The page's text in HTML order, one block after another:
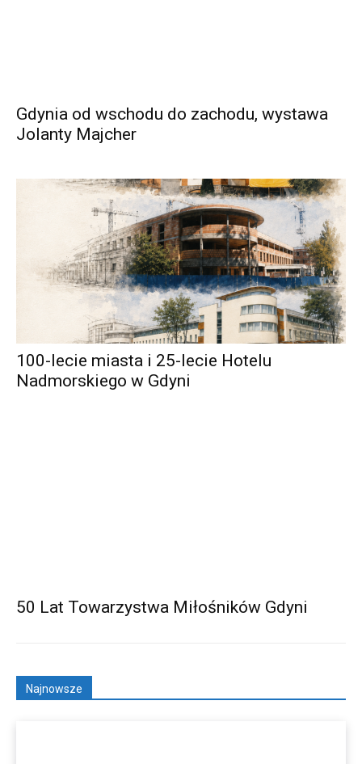
Gdynia od wschodu do zachodu, wystawa
Jolanty Majcher
100-lecie miasta i 25-lecie Hotelu
Nadmorskiego w Gdyni
50 Lat Towarzystwa Miłośników Gdyni
Najnowsze